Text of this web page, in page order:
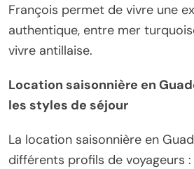
François permet de vivre une
authentique, entre mer
vivre antillaise.
Location saisonnière en
les styles de séjour
La location saisonnière en
différents profils de voyageurs :